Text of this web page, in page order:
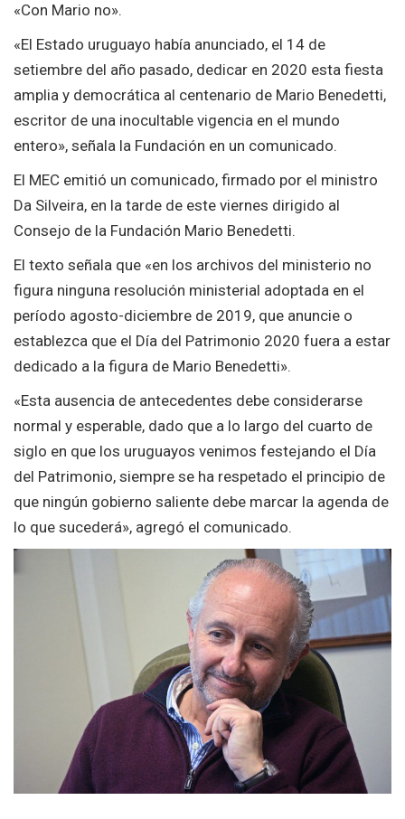
«Con Mario no».
«El Estado uruguayo había anunciado, el 14 de
setiembre del año pasado, dedicar en 2020 esta fiesta
amplia y democrática al centenario de Mario Benedetti,
escritor de una inocultable vigencia en el mundo
entero», señala la Fundación en un comunicado.
El MEC emitió un comunicado, firmado por el ministro
Da Silveira, en la tarde de este viernes dirigido al
Consejo de la Fundación Mario Benedetti.
El texto señala que «en los archivos del ministerio no
figura ninguna resolución ministerial adoptada en el
período agosto-diciembre de 2019, que anuncie o
establezca que el Día del Patrimonio 2020 fuera a estar
dedicado a la figura de Mario Benedetti».
«Esta ausencia de antecedentes debe considerarse
normal y esperable, dado que a lo largo del cuarto de
siglo en que los uruguayos venimos festejando el Día
del Patrimonio, siempre se ha respetado el principio de
que ningún gobierno saliente debe marcar la agenda de
lo que sucederá», agregó el comunicado.